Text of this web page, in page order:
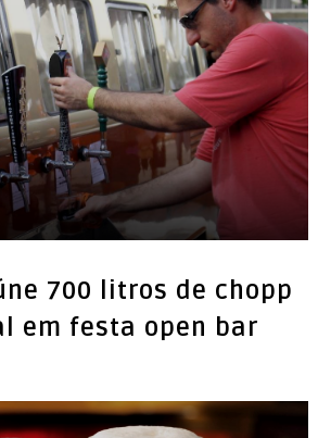
700 litros de chopp
em festa open bar